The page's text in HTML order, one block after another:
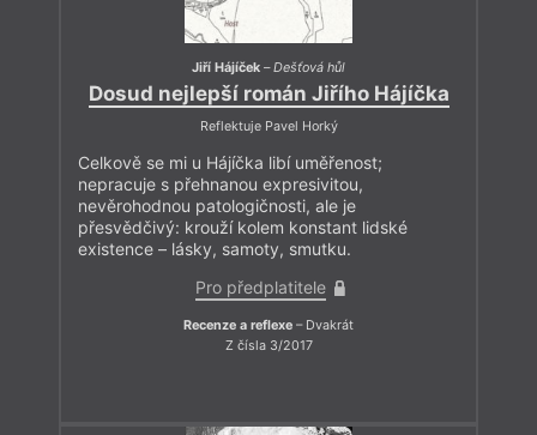
Jiří Hájíček –Dešťová hůl
Dosud nejlepší román Jiřího Hájíčka
Reflektuje Pavel Horký
Celkově se mi u Hájíčka libí uměřenost;
nepracuje s přehnanou expresivitou,
nevěrohodnou patologičnosti, ale je
přesvědčivý: krouží kolem konstant lidské
existence – lásky, samoty, smutku.
Pro předplatitele
Recenze a reflexe – Dvakrát
Z čísla 3/2017